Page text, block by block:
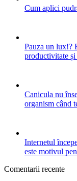
Cum aplici
Pauza un lux!?
productivitate și
Canicula nu
organism când
Internetul
este motivul
Comentarii recente